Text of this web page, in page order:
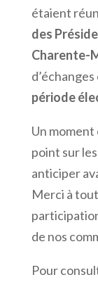
étaient
des
Charente-
période
Un
point sur
anticiper
Merci à
de nos
Pour